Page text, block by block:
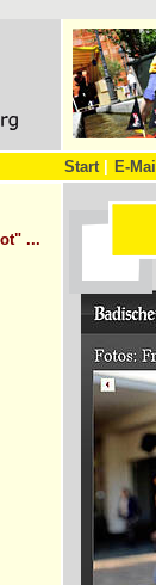
Start| E-Mail
...